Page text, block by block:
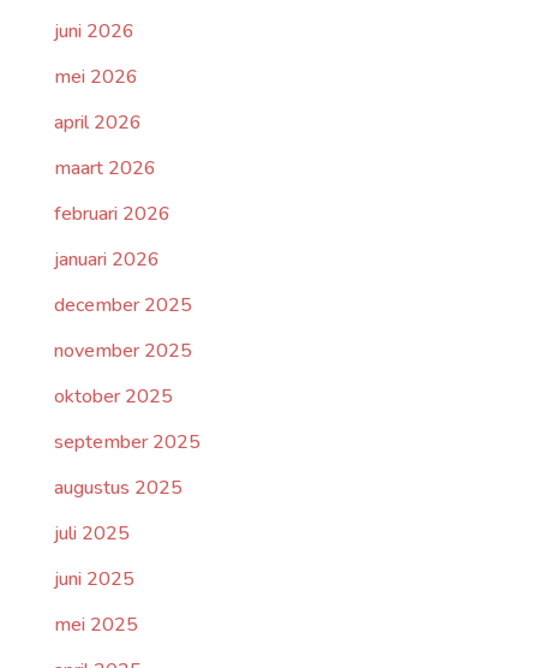
juni 2026
mei 2026
april 2026
maart 2026
februari 2026
januari 2026
december 2025
november 2025
oktober 2025
september 2025
augustus 2025
juli 2025
juni 2025
mei 2025